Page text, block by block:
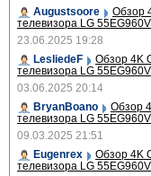
Augustsoore
Обзор
телевизора LG 55EG960V
23.06.2025 19:28
LesliedeF
Обзор 4K
телевизора LG 55EG960V
03.06.2025 20:14
BryanBoano
Обзор
телевизора LG 55EG960V
09.03.2025 21:51
Eugenrex
Обзор 4K
телевизора LG 55EG960V